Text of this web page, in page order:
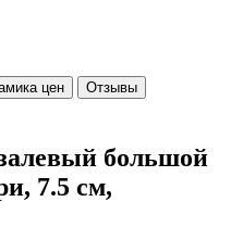
цен
Отзывы
большой
7.5 см,